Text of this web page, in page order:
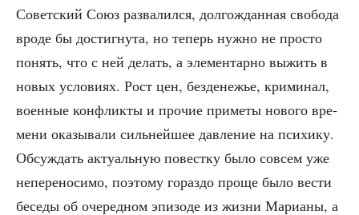
Совет­ский Союз раз­ва­лил­ся, дол­го­ждан­ная сво­бо­да
вро­де бы достиг­ну­та, но теперь нуж­но не про­сто
понять, что с ней делать, а эле­мен­тар­но выжить в
новых усло­ви­ях. Рост цен, без­де­не­жье, кри­ми­нал,
воен­ные кон­флик­ты и про­чие при­ме­ты ново­го вре­
ме­ни ока­зы­ва­ли силь­ней­шее дав­ле­ние на пси­хи­ку.
Обсуж­дать акту­аль­ную повест­ку было совсем уже
непе­ре­но­си­мо, поэто­му гораз­до про­ще было вести
бесе­ды об оче­ред­ном эпи­зо­де из жиз­ни Мари­а­ны, а